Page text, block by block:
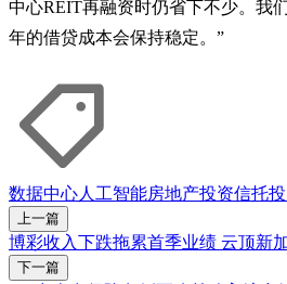
中心REIT再融资时仍省下不少。我
年的借贷成本会保持稳定。”
数据中心人工智能房地产投资信托
上一篇
博彩收入下跌拖累首季业绩 云顶新
下一篇